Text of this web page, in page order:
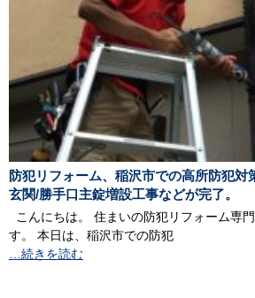
防犯リフォーム、稲沢市での高所防犯対
玄関/勝手口主錠増設工事などが完了。
こんにちは。 住まいの防犯リフォーム専
す。 本日は、稲沢市での防犯
…続きを読む